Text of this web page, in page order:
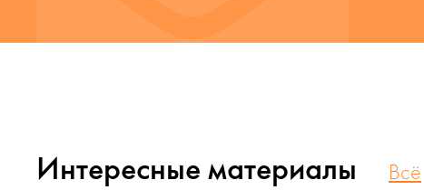
Интересные материалы Всё